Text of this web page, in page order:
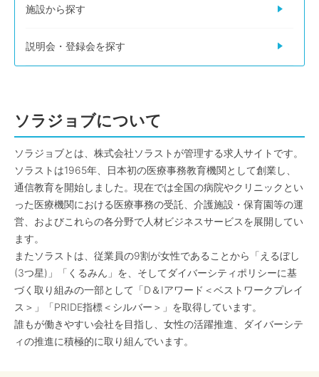
施設から探す
説明会・登録会を探す
ソラジョブについて
ソラジョブとは、株式会社ソラストが管理する求人サイトです。
ソラストは1965年、日本初の医療事務教育機関として創業し、
通信教育を開始しました。現在では全国の病院やクリニックとい
った医療機関における医療事務の受託、介護施設・保育園等の運
営、およびこれらの各分野で人材ビジネスサービスを展開してい
ます。
またソラストは、従業員の9割が女性であることから「えるぼし
(3つ星)」「くるみん」を、そしてダイバーシティポリシーに基
づく取り組みの一部として「D＆Iアワード＜ベストワークプレイ
ス＞」「PRIDE指標＜シルバー＞」を取得しています。
誰もが働きやすい会社を目指し、女性の活躍推進、ダイバーシテ
ィの推進に積極的に取り組んでいます。